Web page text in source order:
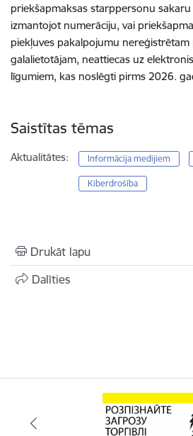
priekšapmaksas starppersonu
izmantojot numerāciju, vai
piekļuves pakalpojumu nereģistrētam
galalietotājam, neattiecas uz
līgumiem, kas noslēgti pirms 2026.
Saistītas tēmas
Aktualitātes: Informācija medijiem
Kiberdrošība
Drukāt lapu
Dalīties